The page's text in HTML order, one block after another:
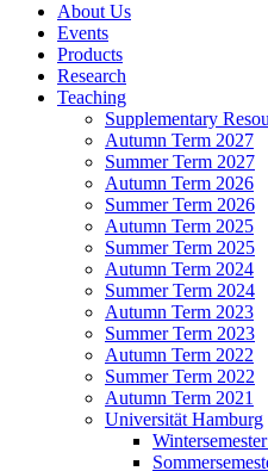
About Us
Events
Products
Research
Teaching
Supplementary
Autumn Term 2027
Summer Term 2027
Autumn Term 2026
Summer Term 2026
Autumn Term 2025
Summer Term 2025
Autumn Term 2024
Summer Term 2024
Autumn Term 2023
Summer Term 2023
Autumn Term 2022
Summer Term 2022
Autumn Term 2021
Universität Hamburg